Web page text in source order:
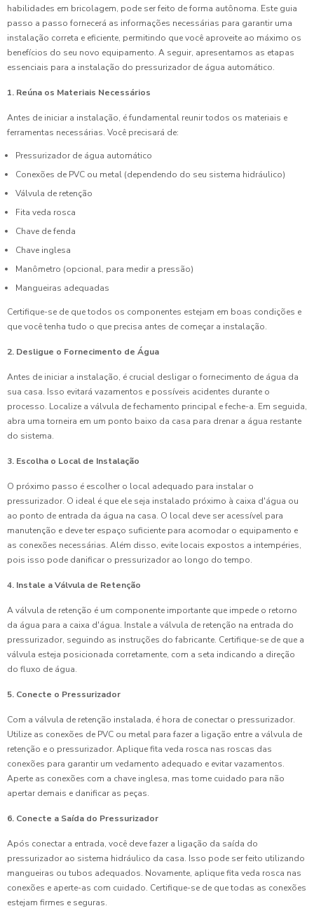
habilidades em bricolagem, pode ser feito de forma autônoma. Este guia
passo a passo fornecerá as informações necessárias para garantir uma
instalação correta e eficiente, permitindo que você aproveite ao máximo os
benefícios do seu novo equipamento. A seguir, apresentamos as etapas
essenciais para a instalação do pressurizador de água automático.
1. Reúna os Materiais Necessários
Antes de iniciar a instalação, é fundamental reunir todos os materiais e
ferramentas necessárias. Você precisará de:
Pressurizador de água automático
Conexões de PVC ou metal (dependendo do seu sistema hidráulico)
Válvula de retenção
Fita veda rosca
Chave de fenda
Chave inglesa
Manômetro (opcional, para medir a pressão)
Mangueiras adequadas
Certifique-se de que todos os componentes estejam em boas condições e
que você tenha tudo o que precisa antes de começar a instalação.
2. Desligue o Fornecimento de Água
Antes de iniciar a instalação, é crucial desligar o fornecimento de água da
sua casa. Isso evitará vazamentos e possíveis acidentes durante o
processo. Localize a válvula de fechamento principal e feche-a. Em seguida,
abra uma torneira em um ponto baixo da casa para drenar a água restante
do sistema.
3. Escolha o Local de Instalação
O próximo passo é escolher o local adequado para instalar o
pressurizador. O ideal é que ele seja instalado próximo à caixa d'água ou
ao ponto de entrada da água na casa. O local deve ser acessível para
manutenção e deve ter espaço suficiente para acomodar o equipamento e
as conexões necessárias. Além disso, evite locais expostos a intempéries,
pois isso pode danificar o pressurizador ao longo do tempo.
4. Instale a Válvula de Retenção
A válvula de retenção é um componente importante que impede o retorno
da água para a caixa d'água. Instale a válvula de retenção na entrada do
pressurizador, seguindo as instruções do fabricante. Certifique-se de que a
válvula esteja posicionada corretamente, com a seta indicando a direção
do fluxo de água.
5. Conecte o Pressurizador
Com a válvula de retenção instalada, é hora de conectar o pressurizador.
Utilize as conexões de PVC ou metal para fazer a ligação entre a válvula de
retenção e o pressurizador. Aplique fita veda rosca nas roscas das
conexões para garantir um vedamento adequado e evitar vazamentos.
Aperte as conexões com a chave inglesa, mas tome cuidado para não
apertar demais e danificar as peças.
6. Conecte a Saída do Pressurizador
Após conectar a entrada, você deve fazer a ligação da saída do
pressurizador ao sistema hidráulico da casa. Isso pode ser feito utilizando
mangueiras ou tubos adequados. Novamente, aplique fita veda rosca nas
conexões e aperte-as com cuidado. Certifique-se de que todas as conexões
estejam firmes e seguras.